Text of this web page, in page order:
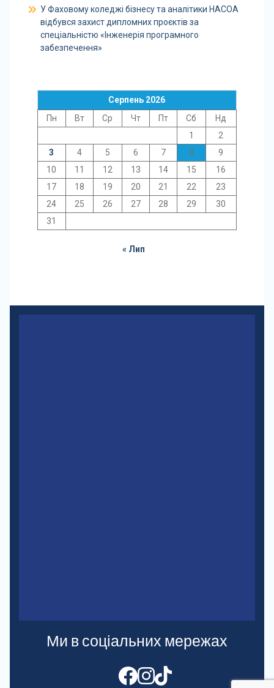
У Фаховому коледжі бізнесу та аналітики НАСОА
відбувся захист дипломних проєктів за
спеціальністю «Інженерія програмного
забезпечення»
Серпень 2026
Пн
Вт Ср Чт Пт Сб
Нд
1
2
3
4 5 6 7 8
9
10
11 12 13 14 15
16
17
18 19 20 21 22
23
24
25 26 27 28 29
30
31
« Лип
Ми в соціальних мережах